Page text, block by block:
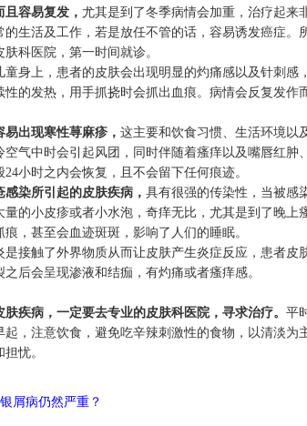
容易复发， 尤其是到了冬季病情会加重，治疗起来
生活及工作，若是放任不管的话，容易诱发癌症。
科医院，第一时间就诊。
童身上，患者的皮肤会出现明显的灼痛感以及针刺感
的发热，用手抓挠时会抓出血痕。病情会反复发作
出现寒性荨麻疹， 这主要和饮食习惯、生活环境以
气中时会引起风团，同时伴随着瘙痒以及嘴唇红肿
小时之内会恢复，且不会留下任何痕迹。
染所引起的皮肤疾病， 具有很强的传染性，当被感
的小皮疹或者小水泡，奇痒无比，尤其是到了晚上
，甚至会血迹斑斑，影响了人们的睡眠。
是接触了外界物质从而让皮肤产生炎症反应，患者皮
后会呈现渗液和结痂，有灼痛或者瘙痒感。
疾病，一定要去专业的皮肤科医院，寻求治疗。 平
起，注意饮食，避免吃辛辣刺激性的食物，以清淡为
忧。
屑病仍然严重？